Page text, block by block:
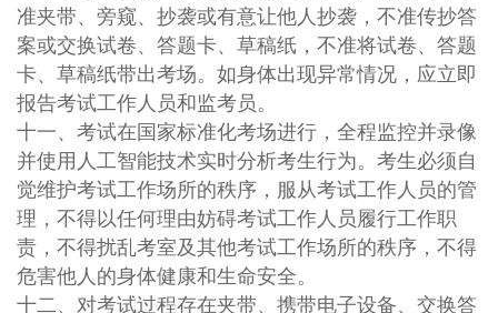
准夹带、旁窥、抄袭或有意让他人抄袭，不准传抄答
案或交换试卷、答题卡、草稿纸，不准将试卷、答题
卡、草稿纸带出考场。如身体出现异常情况，应立即
报告考试工作人员和监考员。
十一、考试在国家标准化考场进行，全程监控并录像
并使用人工智能技术实时分析考生行为。考生必须自
觉维护考试工作场所的秩序，服从考试工作人员的管
理，不得以任何理由妨碍考试工作人员履行工作职
责，不得扰乱考室及其他考试工作场所的秩序，不得
危害他人的身体健康和生命安全。
十二、对考试过程存在夹带、携带电子设备、交换答